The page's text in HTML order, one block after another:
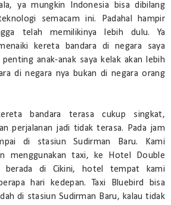
ya mungkin Indonesia bisa dibilang
semacam ini. Padahal hampir
telah memilikinya lebih dulu. Ya
kereta bandara di negara saya
anak-anak saya kelak akan lebih
di negara nya bukan di negara orang
bandara terasa cukup singkat,
perjalanan jadi tidak terasa. Pada jam
di stasiun Sudirman Baru. Kami
menggunakan taxi, ke Hotel Double
berada di Cikini, hotel tempat kami
hari kedepan. Taxi Bluebird bisa
di stasiun Sudirman Baru, kalau tidak